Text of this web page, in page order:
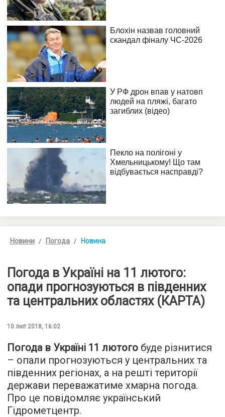
Новини Погода Новина
Погода в Україні на 11 лютого:
опади прогнозуються в південних
та центральних областях (КАРТА)
10 лют 2018, 16:02
Погода в Україні 11 лютого буде різнитися
– опали прогнозуються у центральних та
південних регіонах, а на решті території
держави переважатиме хмарна погода.
Про це повідомляє український
Гідрометцентр.